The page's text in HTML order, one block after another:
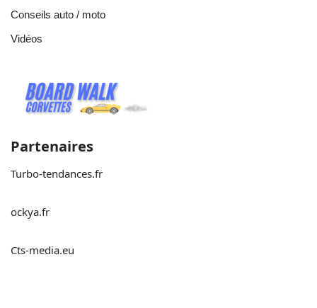
Conseils auto / moto
Vidéos
Partenaires
Turbo-tendances.fr
ockya.fr
Cts-media.eu